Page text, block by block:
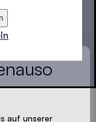
-
auf unserer